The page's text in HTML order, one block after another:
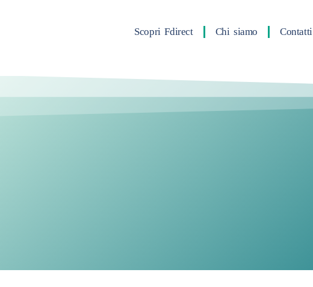
Scopri Fdirect Chi siamo Contatti